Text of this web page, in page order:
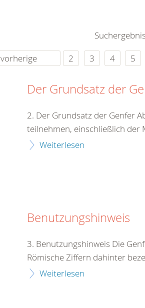
rund um die Uhr
vorherige
2 3 4 5
Der Grundsatz der
2. Der Grundsatz der Genfer
teilnehmen, einschließlich der
Weiterlesen
Benutzungshinweis
3. Benutzungshinweis Die
Römische Ziffern dahinter
Weiterlesen